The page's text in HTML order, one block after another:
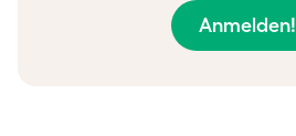
Anmelden!